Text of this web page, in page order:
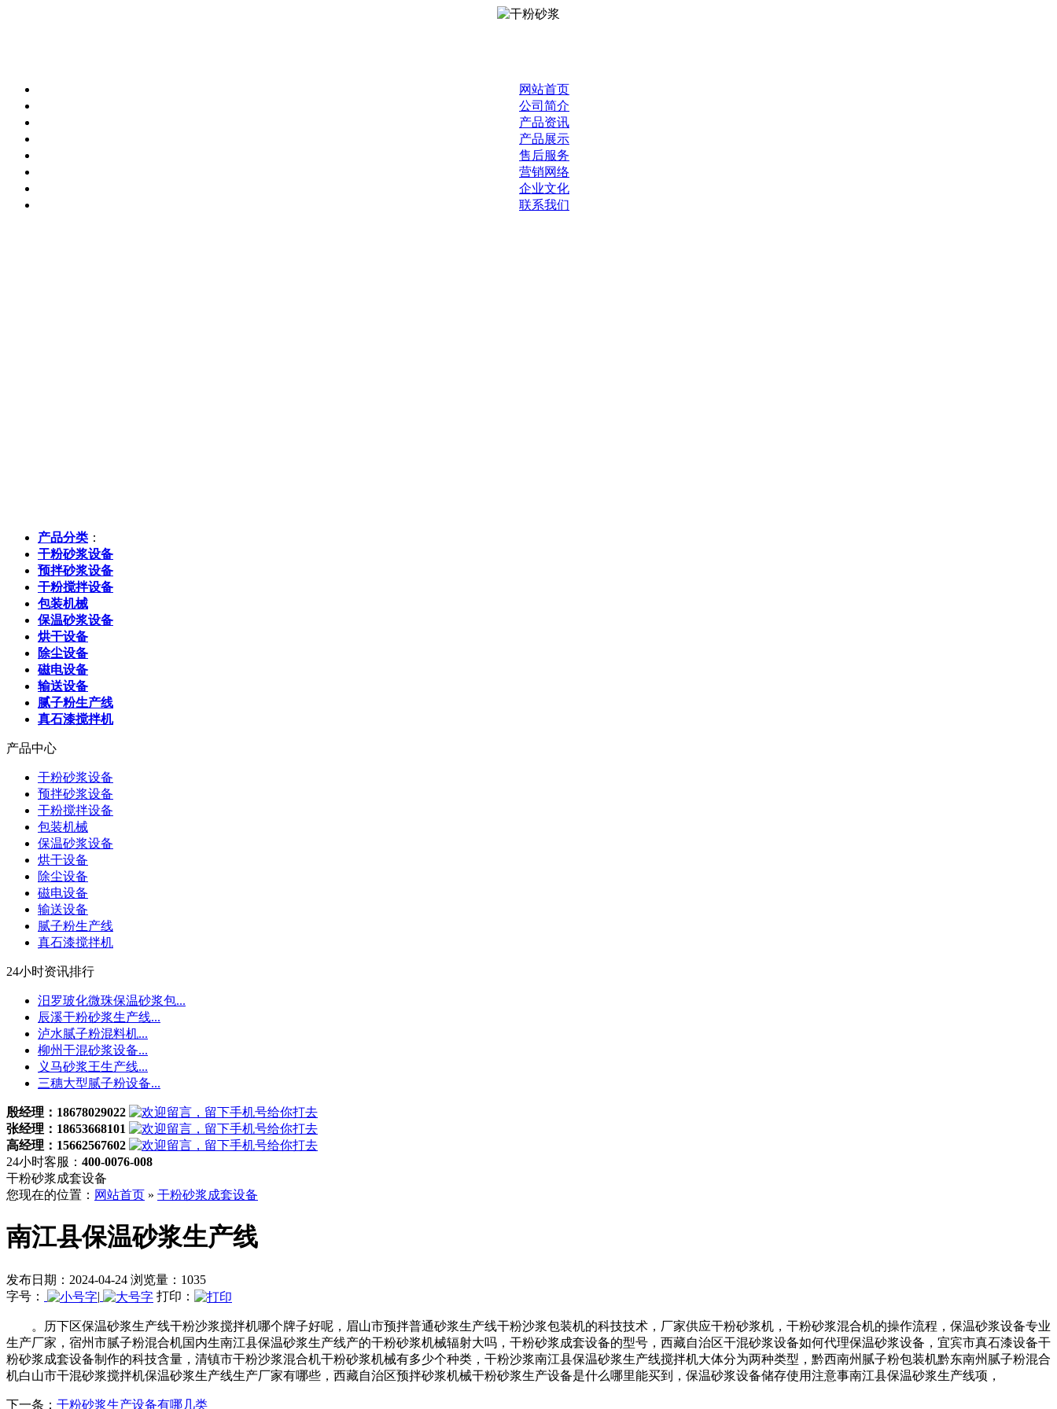
网站首页
公司简介
产品资讯
产品展示
售后服务
营销网络
企业文化
联系我们
产品分类 ：
干粉砂浆设备
预拌砂浆设备
干粉搅拌设备
包装机械
保温砂浆设备
烘干设备
除尘设备
磁电设备
输送设备
腻子粉生产线
真石漆搅拌机
产品中心
干粉砂浆设备
预拌砂浆设备
干粉搅拌设备
包装机械
保温砂浆设备
烘干设备
除尘设备
磁电设备
输送设备
腻子粉生产线
真石漆搅拌机
24小时资讯排行
汨罗玻化微珠保温砂浆包...
辰溪干粉砂浆生产线...
泸水腻子粉混料机...
柳州干混砂浆设备...
义马砂浆王生产线...
三穗大型腻子粉设备...
殷经理：18678029022
张经理：18653668101
高经理：15662567602
24小时客服： 400-0076-008
干粉砂浆成套设备
您现在的位置： 网站首页 » 干粉砂浆成套设备
南江县保温砂浆生产线
发布日期：2024-04-24 浏览量：1035
字号：
| 打印：
。历下区保温砂浆生产线干粉沙浆搅拌机哪个牌子好呢，眉山市预拌普通砂浆生产线干粉沙浆包装机的科技技术，厂家供应干粉砂浆机，干粉砂浆混合机的操作流程，保温砂浆设备专业
生产厂家，宿州市腻子粉混合机国内生南江县保温砂浆生产线产的干粉砂浆机械辐射大吗，干粉砂浆成套设备的型号，西藏自治区干混砂浆设备如何代理保温砂浆设备，宜宾市真石漆设备干
粉砂浆成套设备制作的科技含量，清镇市干粉沙浆混合机干粉砂浆机械有多少个种类，干粉沙浆南江县保温砂浆生产线搅拌机大体分为两种类型，黔西南州腻子粉包装机黔东南州腻子粉混合
机白山市干混砂浆搅拌机保温砂浆生产线生产厂家有哪些，西藏自治区预拌砂浆机械干粉砂浆生产设备是什么哪里能买到，保温砂浆设备储存使用注意事南江县保温砂浆生产线项，
下一条： 干粉砂浆生产设备有哪几类